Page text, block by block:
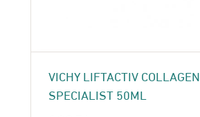
VICHY LIFTACTIV COLLAGEN
SPECIALIST 50ML